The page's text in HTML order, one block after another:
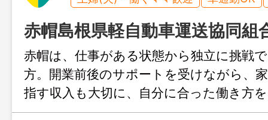
赤帽島根県軽自動車運送協同組
赤帽は、仕事がある状態から独立に挑戦
方。開業前後のサポートを受けながら、
指す収入も大切に、自分に合った働き方
ます。